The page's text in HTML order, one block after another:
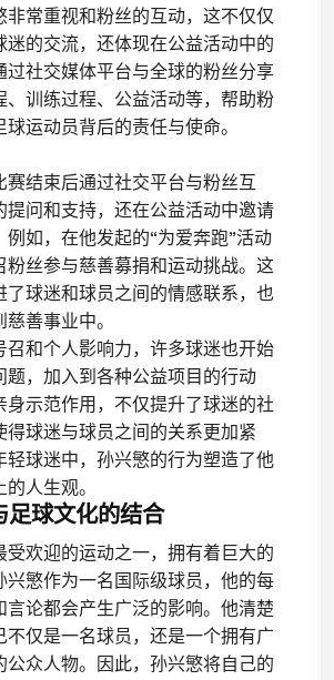
非常重视和粉丝的互动，这不仅仅
迷的交流，还体现在公益活动中的
过社交媒体平台与全球的粉丝分享
、训练过程、公益活动等，帮助粉
运动员背后的责任与使命。
赛结束后通过社交平台与粉丝互
提问和支持，还在公益活动中邀请
例如，在他发起的“为爱奔跑”活动
粉丝参与慈善募捐和运动挑战。这
了球迷和球员之间的情感联系，也
善事业中。
召和个人影响力，许多球迷也开始
题，加入到各种公益项目的行动
身示范作用，不仅提升了球迷的社
得球迷与球员之间的关系更加紧
轻球迷中，孙兴慜的行为塑造了他
人生观。
足球文化的结合
受欢迎的运动之一，拥有着巨大的
兴慜作为一名国际级球员，他的每
言论都会产生广泛的影响。他清楚
不仅是一名球员，还是一个拥有广
公众人物。因此，孙兴慜将自己的